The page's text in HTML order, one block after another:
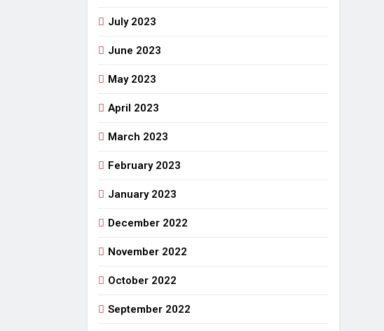
July 2023
June 2023
May 2023
April 2023
March 2023
February 2023
January 2023
December 2022
November 2022
October 2022
September 2022